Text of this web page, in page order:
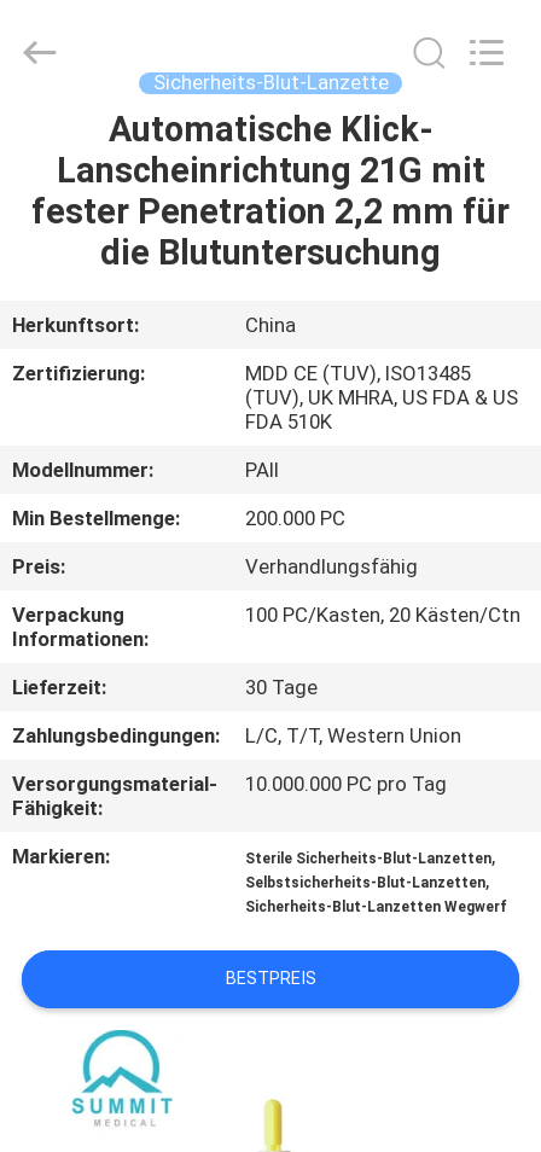
PRODUKTE
SHOW
FABRIK-
AUSFLUG
QUALITÄTSKONTROLLE
SIE
MIT
NACHRICHTEN
FÄLLE
Sicherheits-Blut-Lanzette
Automatische Klick-
Lanscheinrichtung 21G mit
fester Penetration 2,2 mm für
die Blutuntersuchung
Herkunftsort:
China
Zertifizierung:
MDD CE (TUV), ISO13485
(TUV), UK MHRA, US FDA & US
FDA 510K
Modellnummer:
PAII
Min Bestellmenge:
200.000 PC
Preis:
Verhandlungsfähig
Verpackung
Informationen:
100 PC/Kasten, 20 Kästen/Ctn
Lieferzeit:
30 Tage
Zahlungsbedingungen:
L/C, T/T, Western Union
Versorgungsmaterial-
Fähigkeit:
10.000.000 PC pro Tag
Markieren: Sterile Sicherheits-Blut-Lanzetten,
Selbstsicherheits-Blut-Lanzetten,
Sicherheits-Blut-Lanzetten Wegwerf
BESTPREIS